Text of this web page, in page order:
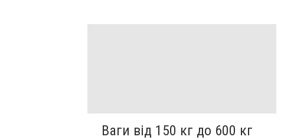
Ваги від 150 кг до 600 кг